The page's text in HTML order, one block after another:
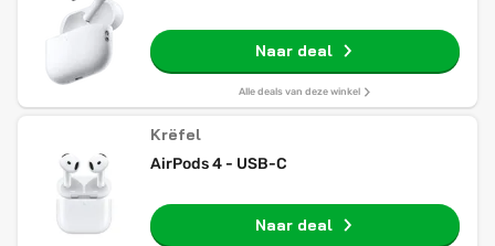
Naar deal
Alle deals van deze winkel
Krëfel
AirPods 4 - USB-C
Naar deal